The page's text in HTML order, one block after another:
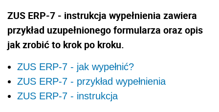
ZUS ERP-7 - instrukcja wypełnienia zawiera
przykład uzupełnionego formularza oraz opis
jak zrobić to krok po kroku.
ZUS ERP-7 - jak wypełnić?
ZUS ERP-7 - przykład wypełnienia
ZUS ERP-7 - instrukcja